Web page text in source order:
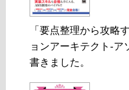
「要点整理から攻略
ョンアーキテクト-ア
書きました。